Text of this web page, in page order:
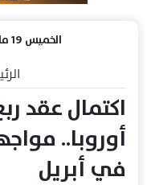
الخميس 19 مارس 2026 | 12:24 ص
اكتمال عقد
أوروبا..
في أبريل